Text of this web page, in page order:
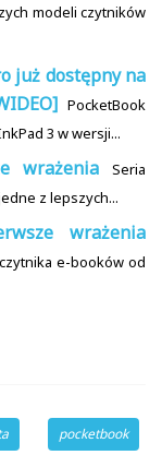
modeli czytników
już dostępny na
PocketBook
3 w wersji...
wrażenia
Seria
z lepszych...
wrażenia
e-booków od
pocketbook